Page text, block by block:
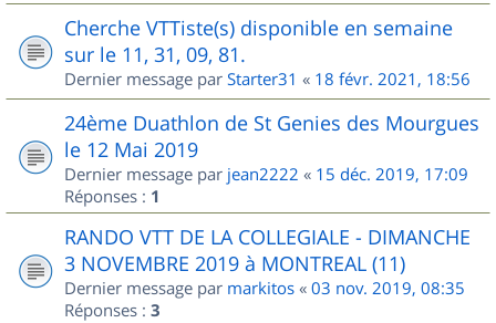
Cherche VTTiste(s) disponible en semaine
sur le 11, 31, 09, 81.
Dernier message par Starter31 « 18 févr. 2021, 18:56
24ème Duathlon de St Genies des Mourgues
le 12 Mai 2019
Dernier message par jean2222 « 15 déc. 2019, 17:09
Réponses : 1
RANDO VTT DE LA COLLEGIALE - DIMANCHE
3 NOVEMBRE 2019 à MONTREAL (11)
Dernier message par markitos « 03 nov. 2019, 08:35
Réponses : 3